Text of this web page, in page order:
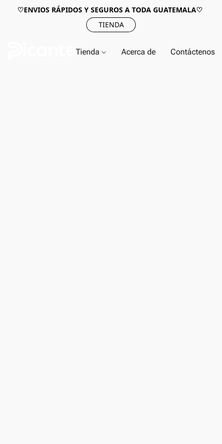
♡ENVIOS RÁPIDOS Y SEGUROS A TODA GUATEMALA♡
TIENDA
Tienda Acerca de Contáctenos